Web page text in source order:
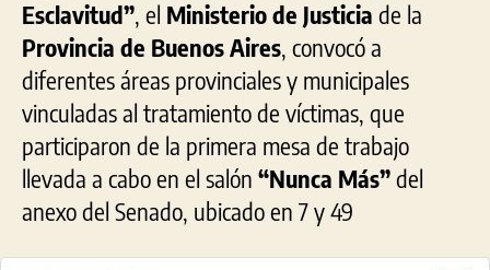
Esclavitud” , el Ministerio de Justicia de la
Provincia de Buenos Aires , convocó a
diferentes áreas provinciales y municipales
vinculadas al tratamientode víctimas, que
participaron de la primera mesa de trabajo
llevada a cabo en el salón “Nunca Más”del
anexo del Senado, ubicado en 7 y 49